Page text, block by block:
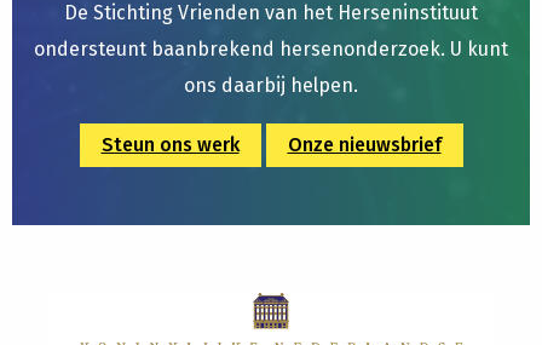
De Stichting Vrienden van het Herseninstituut
ondersteunt baanbrekend hersenonderzoek. U kunt
ons daarbij helpen.
Steun ons werk Onze nieuwsbrief